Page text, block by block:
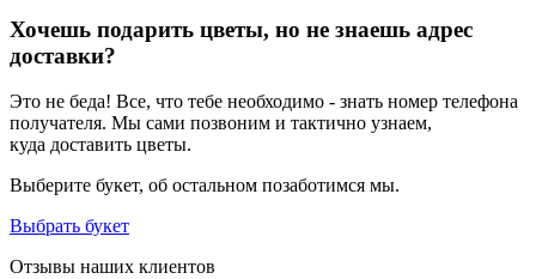
Хочешь подарить цветы, но не знаешь адрес
доставки?
Это не беда! Все, что тебе необходимо - знать номер телефона
получателя. Мы сами позвоним и тактично узнаем,
куда доставить цветы.
Выберите букет, об остальном позаботимся мы.
Выбрать букет
Отзывы наших клиентов